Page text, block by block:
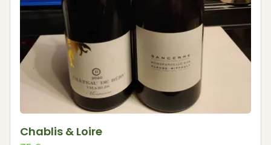
Chablis & Loire